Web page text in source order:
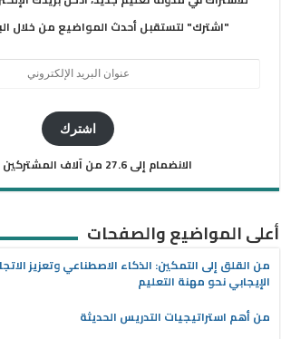
"اشترك" لتستقبل أحدث المواضيع من خلال
اشترك
الانضمام إلى 27.6 من آلاف المشتركين الآخرين
أعلى المواضيع والصفحات
من القلق إلى التمكين: الذكاء الاصطناعي وتعزيز
الإيجابي نحو مهنة التعليم
من أهم استراتيجيات التدريس الحديثة